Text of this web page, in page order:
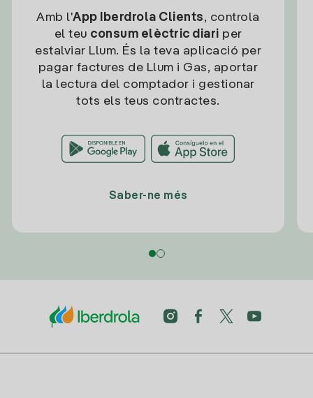
Amb l'App Iberdrola Clients, controla
el teu consum elèctric diari per
estalviar Llum. És la teva aplicació per
pagar factures de Llum i Gas, aportar
la lectura del comptador i gestionar
tots els teus contractes.
Saber-ne més